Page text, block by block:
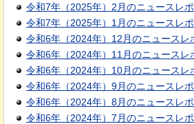
令和7年（2025年）2月のニュースレ
令和7年（2025年）1月のニュースレ
令和6年（2024年）12月のニュースレ
令和6年（2024年）11月のニュースレ
令和6年（2024年）10月のニュースレ
令和6年（2024年）9月のニュースレ
令和6年（2024年）8月のニュースレ
令和6年（2024年）7月のニュースレ